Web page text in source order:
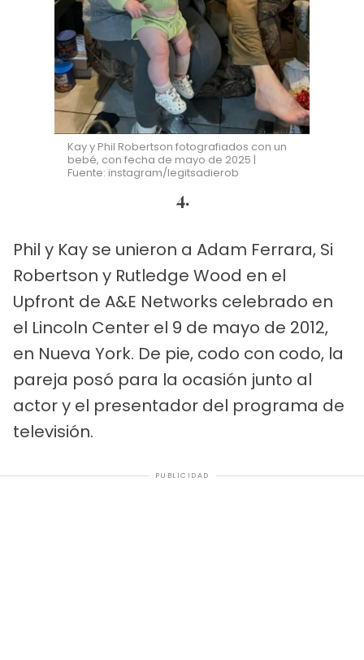
Kay y Phil Robertson fotografiados con un
bebé, con fecha de mayo de 2025 |
Fuente: instagram/legitsadierob
4.
Phil y Kay se unieron a Adam Ferrara, Si
Robertson y Rutledge Wood en el
Upfront de A&E Networks celebrado en
el Lincoln Center el 9 de mayo de 2012,
en Nueva York. De pie, codo con codo, la
pareja posó para la ocasión junto al
actor y el presentador del programa de
televisión.
PUBLICIDAD